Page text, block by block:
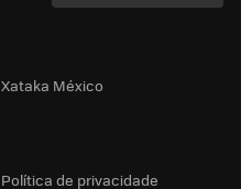
Xataka México
Política de privacidade